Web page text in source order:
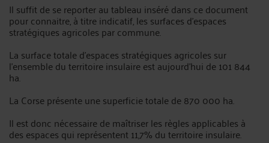
Il suffit de se reporter au tableau inséré dans ce document
pour connaitre, à titre indicatif, les surfaces d’espaces
stratégiques agricoles par commune.
La surface totale d’espaces stratégiques agricoles sur
l'ensemble du territoire insulaire est aujourd'hui de 101 844
ha.
La Corse présente une superficie totale de 870 000 ha.
Il est donc nécessaire de maîtriser les règles applicables à
des espaces qui représentent 11,7% du territoire insulaire.